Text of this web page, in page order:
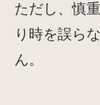
ただし、慎
り時を誤ら
ん。